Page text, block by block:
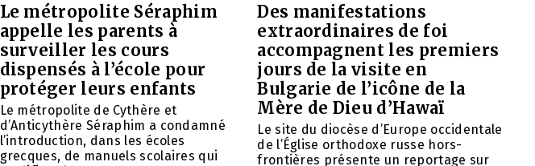
Le métropolite Séraphim
appelle les parents à
surveiller les cours
dispensés à l’école pour
protéger leurs enfants
Le métropolite de Cythère et
d’Anticythère Séraphim a condamné
l’introduction, dans les écoles
grecques, de manuels scolaires qui
Des manifestations
extraordinaires de foi
accompagnent les premiers
jours de la visite en
Bulgarie de l’icône de la
Mère de Dieu d’Hawaï
Le site du diocèse d’Europe occidentale
de l’Église orthodoxe russe hors-
frontières présente un reportage sur